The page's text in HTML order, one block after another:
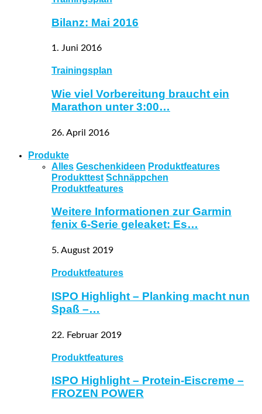
Bilanz: Mai 2016
1. Juni 2016
Trainingsplan
Wie viel Vorbereitung braucht ein
Marathon unter 3:00…
26. April 2016
Produkte
Alles Geschenkideen Produktfeatures
Produkttest Schnäppchen
Produktfeatures
Weitere Informationen zur Garmin
fenix 6-Serie geleaket: Es…
5. August 2019
Produktfeatures
ISPO Highlight – Planking macht nun
Spaß –…
22. Februar 2019
Produktfeatures
ISPO Highlight – Protein-Eiscreme –
FROZEN POWER